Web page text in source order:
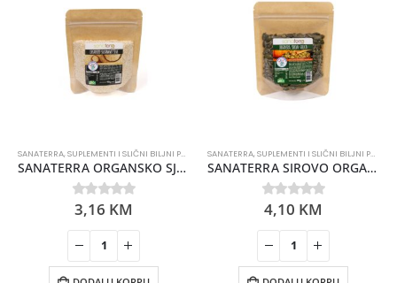
SANATERRA,SUPLEMENTI I SLIČNI BILJNI PREPARATI
SANATERRA ORGANSKO SJEME SUSAMA 90GR
0out of 5
3,16 KM
SANATERRA,SUPLEMENTI I SLIČNI BILJNI PREPARATI
SANATERRA SIROVO ORGANSKO SJEME BUNDEVE 90GR
0out of 5
4,10 KM